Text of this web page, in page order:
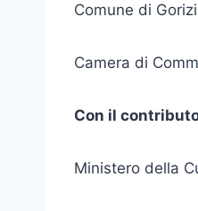
Comune di
Camera di
Con il
Ministero della